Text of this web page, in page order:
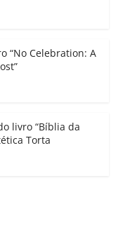
“No Celebration: A
livro “Bíblia da
Torta